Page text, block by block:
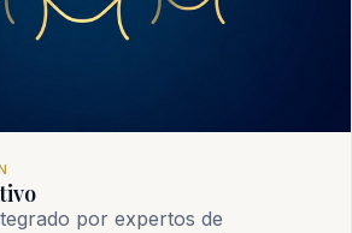
por expertos de